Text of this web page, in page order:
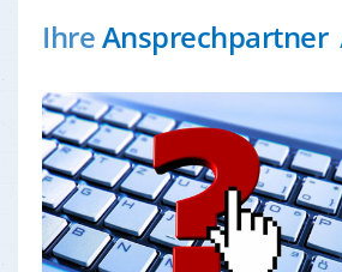
IhreAnsprechpartner